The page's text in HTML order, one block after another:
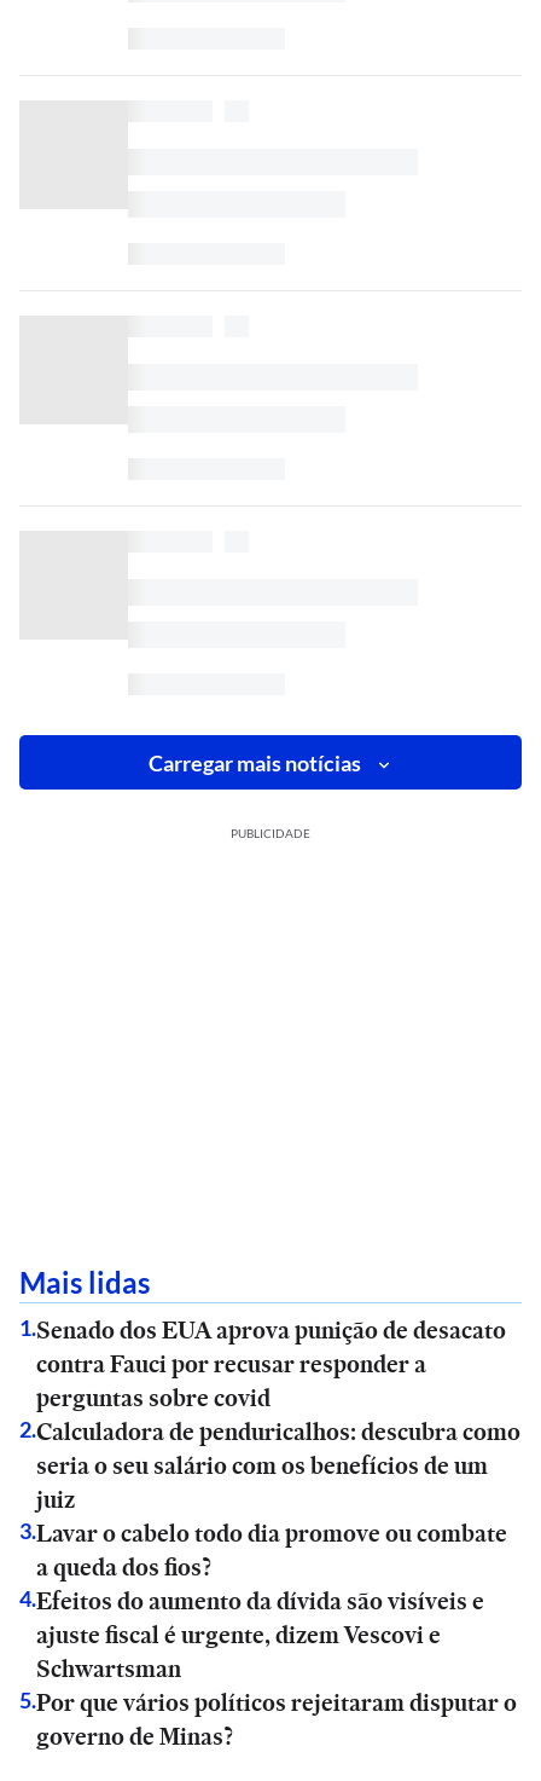
Carregar mais notícias
PUBLICIDADE
Mais lidas
1.Senado dos EUA aprova punição de desacato
contra Fauci por recusar responder a
perguntas sobre covid
2.Calculadora de penduricalhos: descubra como
seria o seu salário com os benefícios de um
juiz
3.Lavar o cabelo todo dia promove ou combate
a queda dos fios?
4.Efeitos do aumento da dívida são visíveis e
ajuste fiscal é urgente, dizem Vescovi e
Schwartsman
5.Por que vários políticos rejeitaram disputar o
governo de Minas?